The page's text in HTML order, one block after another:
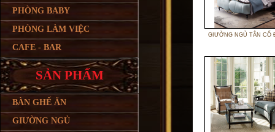
PHÒNG BABY
PHÒNG LÀM VIỆC
CAFE - BAR
SẢN PHẨM
BÀN GHẾ ĂN
GIƯỜNG NGỦ
GIƯỜNG NGỦ TÂN CỔ